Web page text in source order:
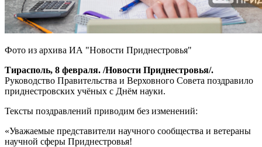
Фото из архива ИА "Новости Приднестровья"
Тирасполь, 8 февраля. /Новости Приднестровья/.
Руководство Правительства и Верховного Совета поздравило
приднестровских учёных с Днём науки.
Тексты поздравлений приводим без изменений:
«Уважаемые представители научного сообщества и ветераны
научной сферы Приднестровья!